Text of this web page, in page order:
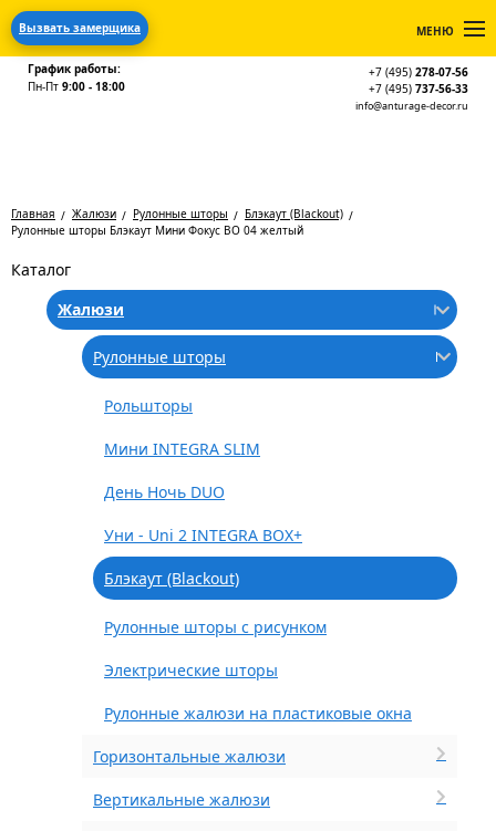
Вызвать замерщика МЕНЮ
График работы:
Пн-Пт 9:00 - 18:00
+7 (495) 278-07-56
+7 (495) 737-56-33
info@anturage-decor.ru
Главная Жалюзи Рулонные шторы
Блэкаут (Blackout)
Рулонные шторы Блэкаут Мини Фокус BO 04 желтый
Каталог
Жалюзи
Рулонные шторы
Рольшторы
Мини INTEGRA SLIM
День Ночь DUO
Уни - Uni 2 INTEGRA BOX+
Блэкаут (Blackout)
Рулонные шторы с рисунком
Электрические шторы
Рулонные жалюзи на пластиковые окна
Горизонтальные жалюзи
Вертикальные жалюзи